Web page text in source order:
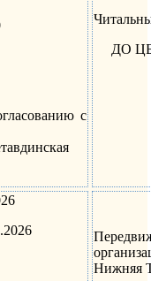
с
ДО
Нижняя